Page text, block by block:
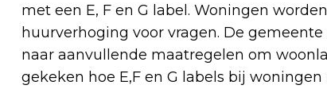
met een E, F en G label. Woningen
huurverhoging voor vragen. De
naar aanvullende maatregelen om
gekeken hoe E,F en G labels bij